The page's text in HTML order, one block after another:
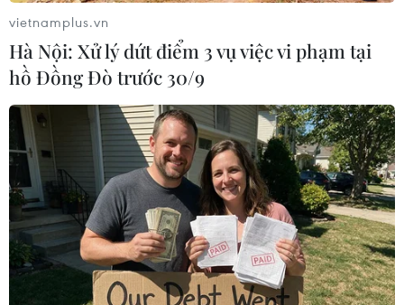
Nhiều khu phố, cụm dân cư tại Hải Dương
kết thúc thời gian cách ly
14/09/2020 02:23
Tuy hết cách ly nhưng để tránh tư tưởng chủ quan, chính
quyền các cấp vẫn tiếp tục tăng cường công tác tuyên
truyền để người dân tiếp tục thực hiện nghiêm các quy
vietnamplus.vn
Hà Nội: Xử lý dứt điểm 3 vụ việc vi phạm tại
hồ Đồng Đò trước 30/9